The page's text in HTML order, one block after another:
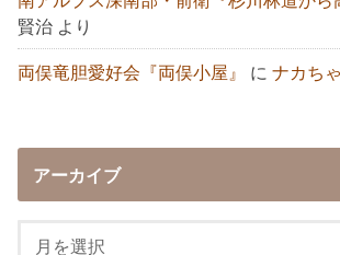
賢治 より
両俣竜胆愛好会『両俣小屋』 にナカち
アーカイブ